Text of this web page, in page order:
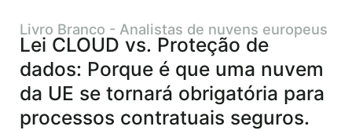
Lei CLOUD vs. Proteção de
dados: Porque é que uma nuvem
da UE se tornará obrigatória para
processos contratuais seguros.
Livro Branco - Analistas de nuvens europeus